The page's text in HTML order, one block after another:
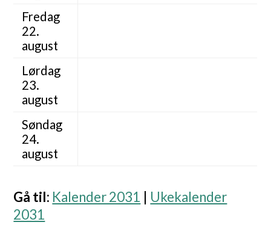
Fredag
22.
august
Lørdag
23.
august
Søndag
24.
august
Gå til: Kalender 2031
Ukekalender
2031